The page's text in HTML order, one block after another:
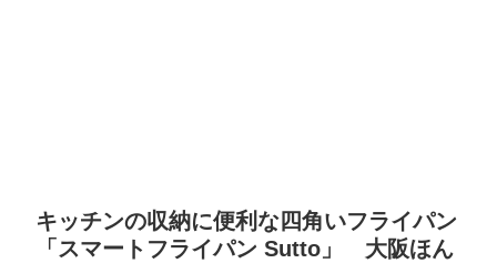
キッチンの収納に便利な四角いフライパン
「スマートフライパン Sutto」 大阪ほん